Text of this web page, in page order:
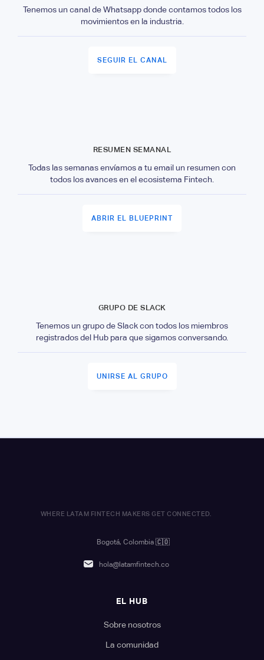
Tenemos un canal de Whatsapp donde contamos todos los
movimientos en la industria.
SEGUIR EL CANAL
RESUMEN SEMANAL
Todas las semanas envíamos a tu email un resumen con
todos los avances en el ecosistema Fintech.
ABRIR EL BLUEPRINT
GRUPO DE SLACK
Tenemos un grupo de Slack con todos los miembros
registrados del Hub para que sigamos conversando.
UNIRSE AL GRUPO
WHERE LATAM FINTECH MAKERS GET CONNECTED.
Bogotá, Colombia 🇨🇴
hola@latamfintech.co
EL HUB
Sobre nosotros
La comunidad